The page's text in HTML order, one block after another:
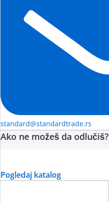
standard@standardtrade.rs
Ako ne možeš da odlučiš?
Pogledaj katalog